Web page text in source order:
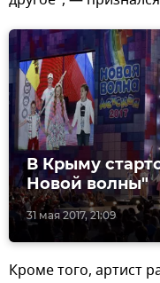
31 мая 2017, 21:09
В Крыму
Новой волны"
Кроме того, артист